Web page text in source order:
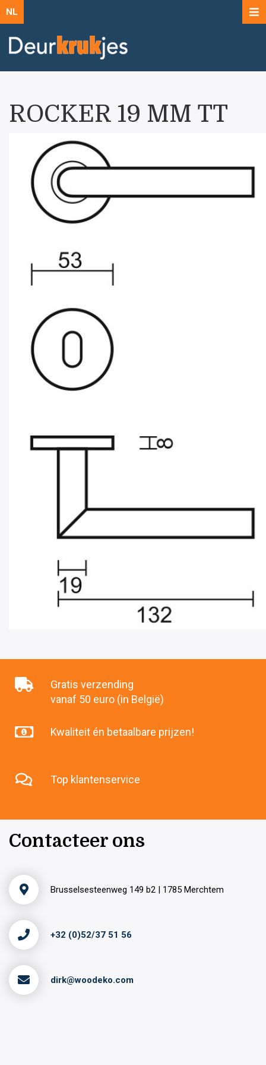
NL
ROCKER 19 MM TT
Gratis verzending
vanaf 50 euro (in België)
Kwaliteit én betaalbare prijzen!
Top klantenservice
Contacteer ons
Brusselsesteenweg 149 b2 | 1785 Merchtem
+32 (0)52/37 51 56
dirk@woodeko.com